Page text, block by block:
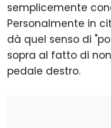
semplicemente
Personalmente in
dà quel senso di
sopra al fatto di
pedale destro.